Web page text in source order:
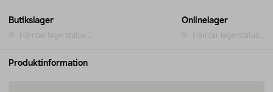
Butikslager
Hämtar lagerstatus...
Onlinelager
Hämtar lagerstatus...
Produktinformation